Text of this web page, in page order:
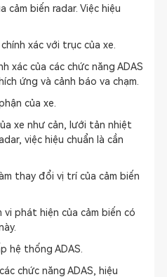
cảm biến radar. Việc hiệu
xác với trục của xe.
xác của các chức năng ADAS
ứng và cảnh báo va chạm.
của xe.
xe như cản, lưới tản nhiệt
việc hiệu chuẩn là cần
thay đổi vị trí của cảm biến
phát hiện của cảm biến có
hệ thống ADAS.
chức năng ADAS, hiệu